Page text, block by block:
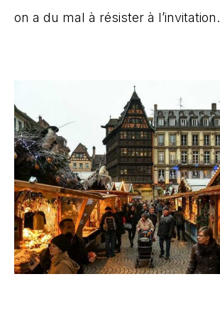
on a du mal à résister à l’invitation.